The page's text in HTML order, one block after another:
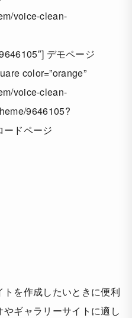
voice-clean-
デモページ
color=”orange”
voice-clean-
9646105?
ードページ
を作成したいときに便利
ギャラリーサイトに適し